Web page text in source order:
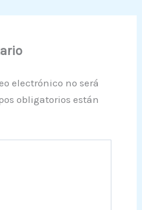
electrónico no será
obligatorios están